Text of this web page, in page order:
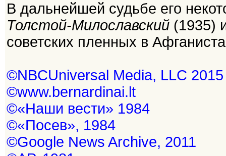
В дальнейшей судьбе его
Толстой-Милославский(1935)
советских пленных в
©NBCUniversal Media, LLC 2015
©www.bernardinai.lt
©«Наши вести» 1984
©«Посев», 1984
©Google News Archive, 2011